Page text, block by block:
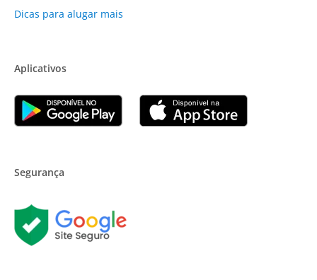
Dicas para alugar mais
Aplicativos
Segurança